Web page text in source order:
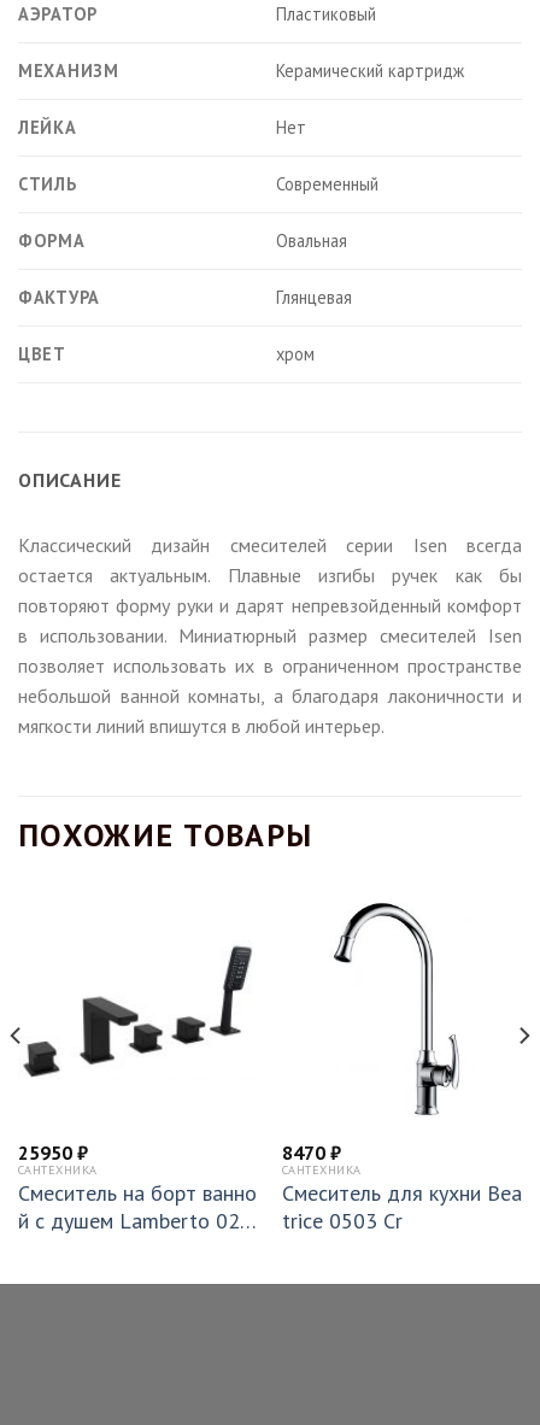
АЭРАТОР Пластиковый
МЕХАНИЗМ Керамический картридж
ЛЕЙКА Нет
СТИЛЬ Современный
ФОРМА Овальная
ФАКТУРА Глянцевая
ЦВЕТ хром
ОПИСАНИЕ
Классический дизайн смесителей серии Isen всегда
остается актуальным. Плавные изгибы ручек как бы
повторяют форму руки и дарят непревзойденный комфорт
в использовании. Миниатюрный размер смесителей Isen
позволяет использовать их в ограниченном пространстве
небольшой ванной комнаты, а благодаря лаконичности и
мягкости линий впишутся в любой интерьер.
ПОХОЖИЕ ТОВАРЫ
25950 ₽
САНТЕХНИКА
Смеситель на борт ванно
й с душем Lamberto 020
8470 ₽
САНТЕХНИКА
Смеситель для кухни Bea
trice 0503 Cr